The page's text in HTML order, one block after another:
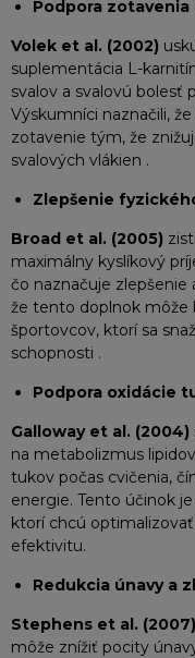
Podpora zotavenia
Volek et al. (2002)
suplementácia L-
svalov a svalovú bolesť
Výskumníci naznačili,
zotavenie tým, že
svalových vlákien .
Zlepšenie
Broad et al. (2005)
maximálny kyslíkový
čo naznačuje zlepšenie
že tento doplnok môže
športovcov, ktorí sa
schopnosti .
Podpora oxidácie
Galloway et al. (2004)
na metabolizmus
tukov počas cvičenia,
energie. Tento účinok
ktorí chcú
efektivitu.
Redukcia únavy a
Stephens et al. (2007)
môže znížiť pocity